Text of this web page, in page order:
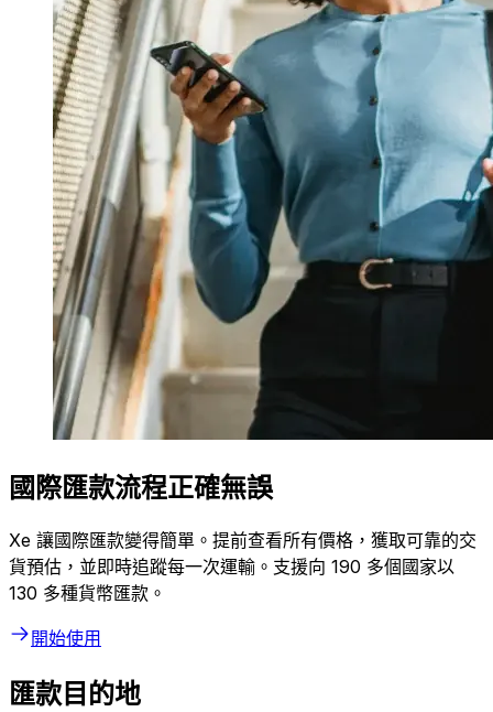
國際匯款流程正確無誤
Xe 讓國際匯款變得簡單。提前查看所有價格，獲取可靠的交
貨預估，並即時追蹤每一次運輸。支援向 190 多個國家以
130 多種貨幣匯款。
開始使用
匯款目的地